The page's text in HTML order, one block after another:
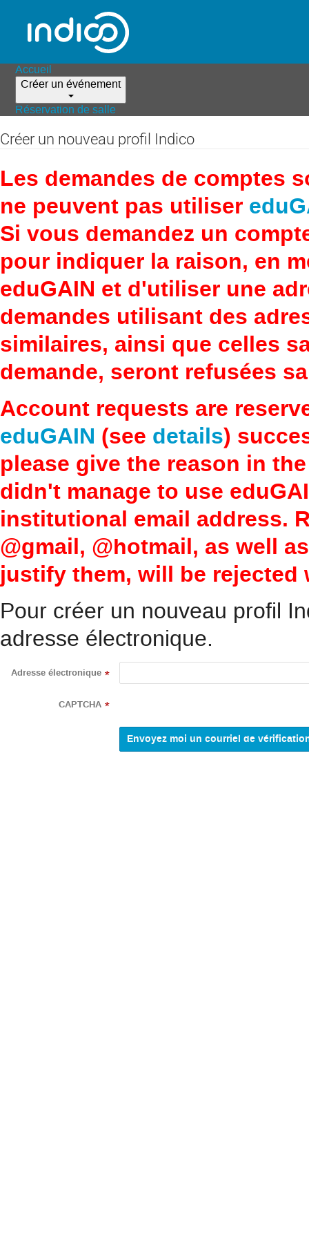
Accueil
Créer un événement
Réservation de salle
Créer un nouveau profil Indico
Les demandes de comptes
ne peuvent pas utiliser
Si vous demandez un
pour indiquer la raison, en
eduGAIN et d'utiliser une
demandes utilisant des
similaires, ainsi que celles
demande, seront refusées
Account requests are
eduGAIN (see details)
please give the reason in
didn't manage to use
institutional email address.
@gmail, @hotmail, as well
justify them, will be
Pour créer un nouveau profil
adresse électronique.
Adresse électronique *
CAPTCHA *